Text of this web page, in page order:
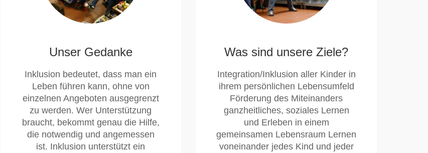
Unser Gedanke
Inklusion bedeutet, dass man ein
Leben führen kann, ohne von
einzelnen Angeboten ausgegrenzt
zu werden. Wer Unterstützung
braucht, bekommt genau die Hilfe,
die notwendig und angemessen
ist. Inklusion unterstützt ein
Was sind unsere Ziele?
Integration/Inklusion aller Kinder in
ihrem persönlichen Lebensumfeld
Förderung des Miteinanders
ganzheitliches, soziales Lernen
und Erleben in einem
gemeinsamen Lebensraum Lernen
voneinander jedes Kind und jeder